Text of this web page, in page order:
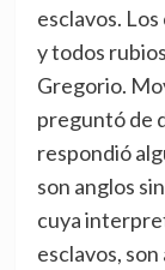
esclavos.
y todos
Gregorio.
preguntó de
respondió
son anglos
cuya
esclavos, son